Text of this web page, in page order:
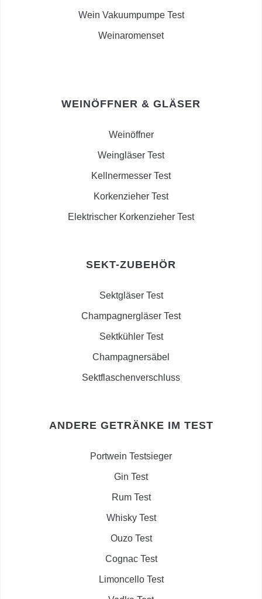
Wein Vakuumpumpe Test
Weinaromenset
WEINÖFFNER & GLÄSER
Weinöffner
Weingläser Test
Kellnermesser Test
Korkenzieher Test
Elektrischer Korkenzieher Test
SEKT-ZUBEHÖR
Sektgläser Test
Champagnergläser Test
Sektkühler Test
Champagnersäbel
Sektflaschenverschluss
ANDERE GETRÄNKE IM TEST
Portwein Testsieger
Gin Test
Rum Test
Whisky Test
Ouzo Test
Cognac Test
Limoncello Test